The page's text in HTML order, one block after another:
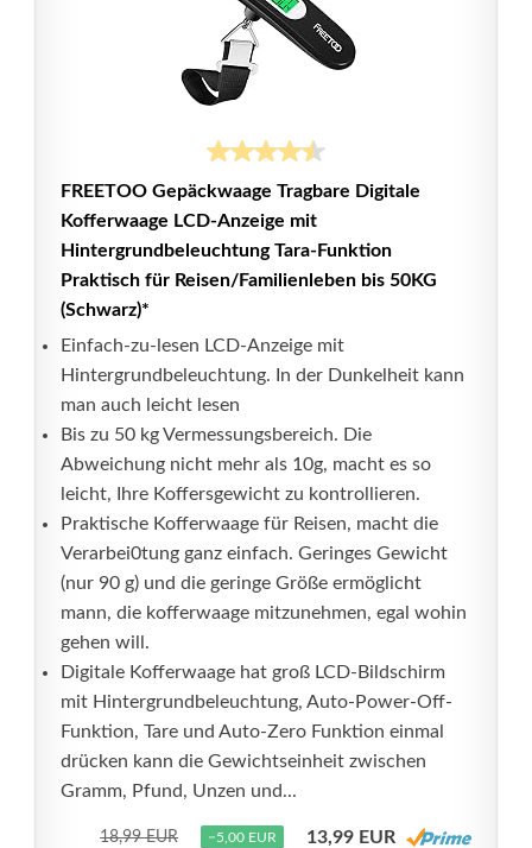
FREETOO Gepäckwaage Tragbare Digitale
Kofferwaage LCD-Anzeige mit
Hintergrundbeleuchtung Tara-Funktion
Praktisch für Reisen/Familienleben bis 50KG
(Schwarz)*
Einfach-zu-lesen LCD-Anzeige mit
Hintergrundbeleuchtung. In der Dunkelheit kann
man auch leicht lesen
Bis zu 50 kg Vermessungsbereich. Die
Abweichung nicht mehr als 10g, macht es so
leicht, Ihre Koffersgewicht zu kontrollieren.
Praktische Kofferwaage für Reisen, macht die
Verarbei0tung ganz einfach. Geringes Gewicht
(nur 90 g) und die geringe Größe ermöglicht
mann, die kofferwaage mitzunehmen, egal wohin
gehen will.
Digitale Kofferwaage hat groß LCD-Bildschirm
mit Hintergrundbeleuchtung, Auto-Power-Off-
Funktion, Tare und Auto-Zero Funktion einmal
drücken kann die Gewichtseinheit zwischen
Gramm, Pfund, Unzen und...
18,99 EUR −5,00 EUR 13,99 EUR